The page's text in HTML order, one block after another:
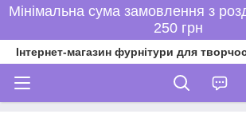
Мінімальна сума замовлення з
250 грн
Інтернет-магазин фурнітури для